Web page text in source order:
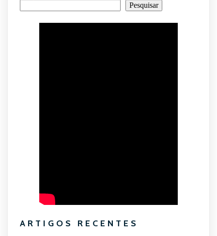
Pesquisar
ARTIGOS RECENTES